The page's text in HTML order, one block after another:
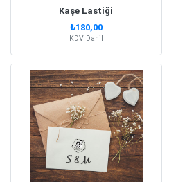
Kaşe Lastiği
₺180,00
KDV Dahil